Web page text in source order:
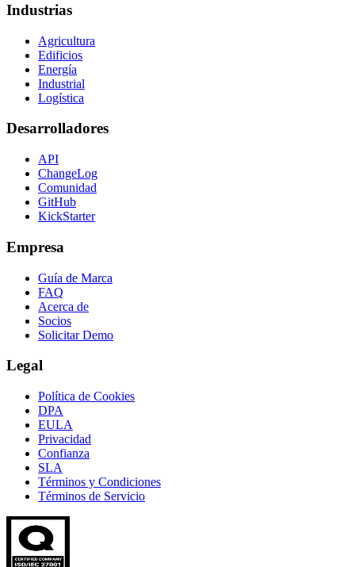
Industrias
Agricultura
Edificios
Energía
Industrial
Logística
Desarrolladores
API
ChangeLog
Comunidad
GitHub
KickStarter
Empresa
Guía de Marca
FAQ
Acerca de
Socios
Solicitar Demo
Legal
Política de Cookies
DPA
EULA
Privacidad
Confianza
SLA
Términos y Condiciones
Términos de Servicio